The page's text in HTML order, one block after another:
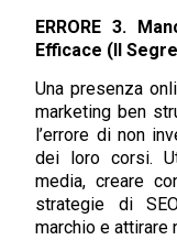
ERRORE 3.
Efficace (Il
Una presenza
marketing ben
l’errore di non
dei loro corsi.
media, creare
strategie di
marchio e attirare